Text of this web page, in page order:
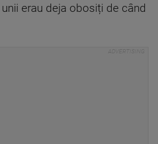
erau deja obosiți de când